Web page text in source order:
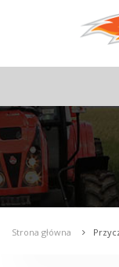
Strona główna